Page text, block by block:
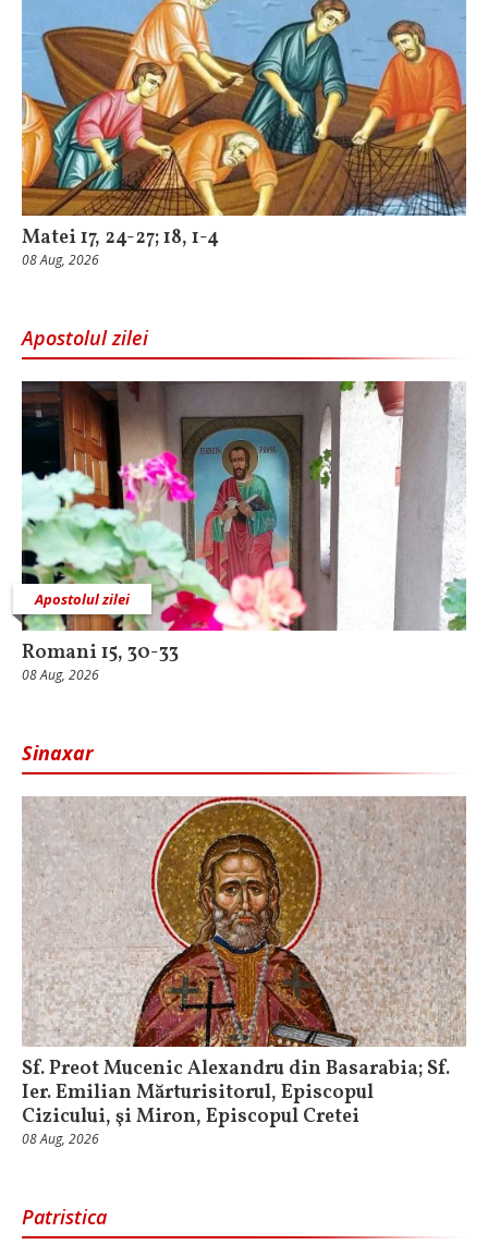
Matei 17, 24-27; 18, 1-4
08 Aug, 2026
Apostolul zilei
Apostolul zilei
Romani 15, 30-33
08 Aug, 2026
Sinaxar
Sf. Preot Mucenic Alexandru din Basarabia; Sf.
Ier. Emilian Mărturisitorul, Episcopul
Cizicului, şi Miron, Episcopul Cretei
08 Aug, 2026
Patristica